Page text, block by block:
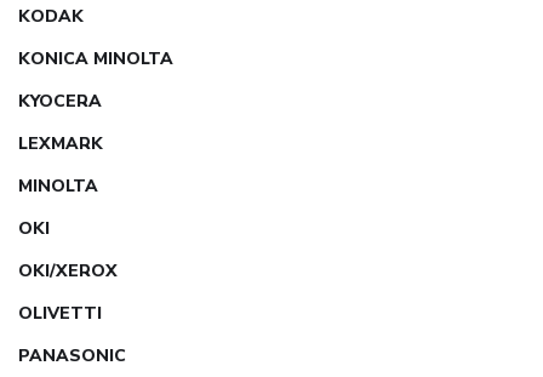
KODAK
KONICA MINOLTA
KYOCERA
LEXMARK
MINOLTA
OKI
OKI/XEROX
OLIVETTI
PANASONIC